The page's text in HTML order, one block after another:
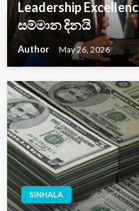
Leadership
සම්මාන දිනයි
Author May 26, 2026
SINHALA